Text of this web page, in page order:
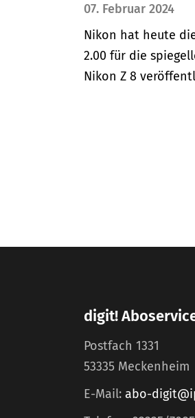
07. Februar 2024
Nikon hat heute
2.00 für die
Nikon Z 8
digit!
Postfach 1331
53335 Meckenheim
E-Mail: abo-